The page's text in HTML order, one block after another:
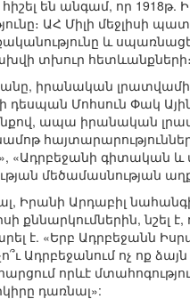
են անգամ, որ 1918թ.
ԱՀ Միլի մեջլիսի
և
տխուր հետևանքների։
իրանական
Մոհսուն Փակ
ապա իրանական
«Ադրբեջանի գիտական
մեծամասնության
Իրանի Արդաբիլ
նշել
է. «Երբ Ադրբեջանն
ոչ ոք ձայն
որևէ
դառնալ»: